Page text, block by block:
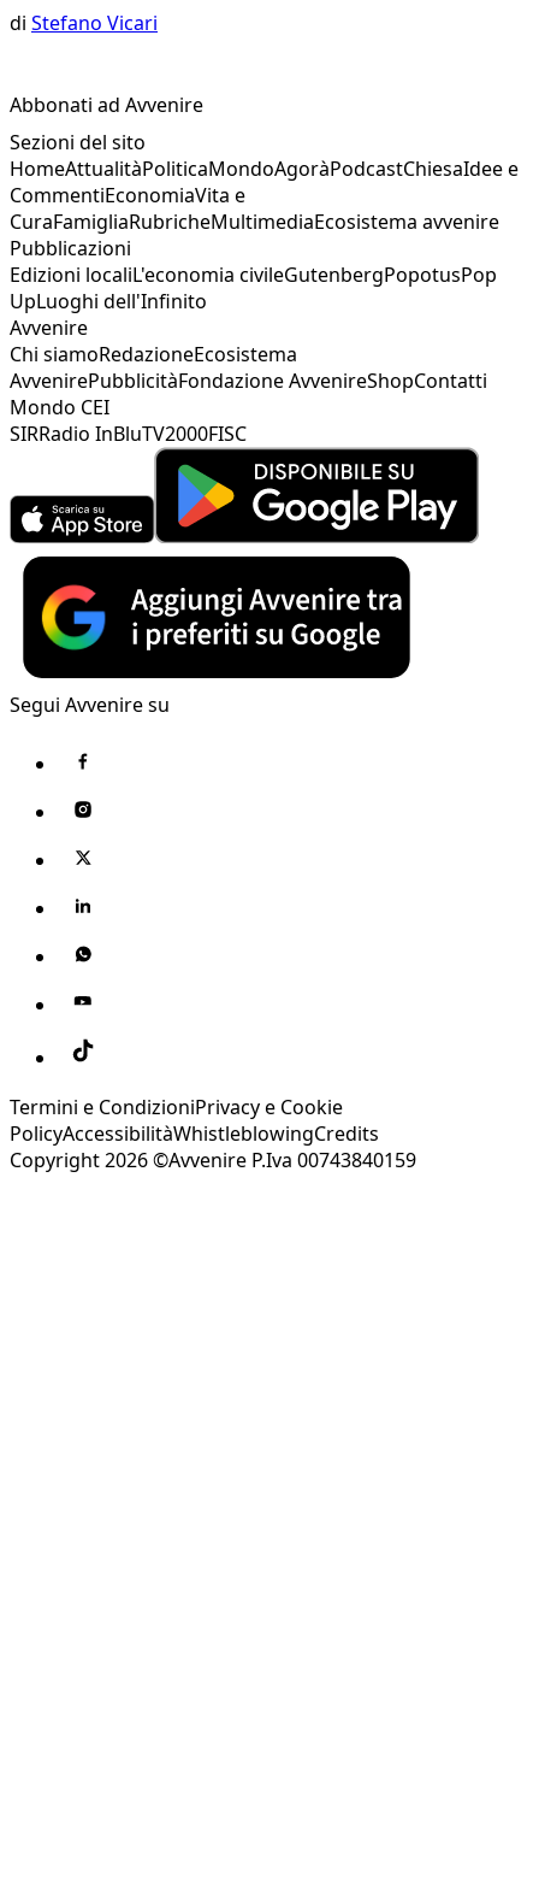
di Stefano Vicari
Abbonati ad Avvenire
Sezioni del sito
HomeAttualitàPoliticaMondoAgoràPodcastChiesaIdee e
CommentiEconomiaVita e
CuraFamigliaRubricheMultimediaEcosistema avvenire
Pubblicazioni
Edizioni localiL'economia civileGutenbergPopotusPop
UpLuoghi dell'Infinito
Avvenire
Chi siamoRedazioneEcosistema
AvvenirePubblicitàFondazione AvvenireShopContatti
Mondo CEI
SIRRadio InBluTV2000FISC
Segui Avvenire su
Termini e CondizioniPrivacy e Cookie
PolicyAccessibilitàWhistleblowingCredits
Copyright 2026 ©Avvenire P.Iva 00743840159